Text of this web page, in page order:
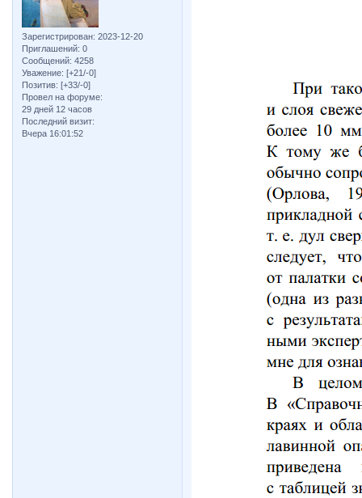
Зарегистрирован: 2023-12-20
Приглашений: 0
Сообщений: 4258
Уважение: [+21/-0]
Позитив: [+33/-0]
Провел на форуме:
29 дней 12 часов
Последний визит:
Вчера 16:01:52